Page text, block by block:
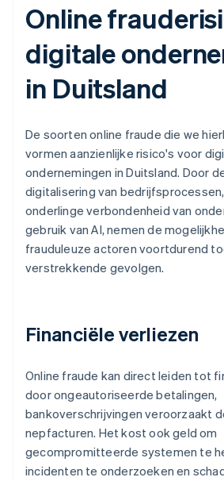
Online
digitale
in Duitsland
De soorten online fraude die we
vormen aanzienlijke risico's voor
ondernemingen in Duitsland. Door
digitalisering van
onderlinge verbondenheid van
gebruik van AI, nemen de
frauduleuze actoren voortdurend
verstrekkende gevolgen.
Financiële verliezen
Online fraude kan direct leiden tot
door ongeautoriseerde betalingen,
bankoverschrijvingen veroorzaakt
nepfacturen. Het kost ook geld om
gecompromitteerde systemen te
incidenten te onderzoeken en